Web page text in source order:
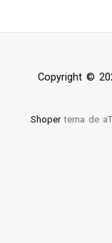
Copyright ©
Shopertema de